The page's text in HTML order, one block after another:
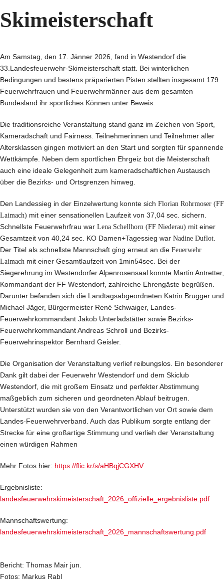
Skimeisterschaft
Am Samstag, den 17. Jänner 2026, fand in Westendorf die
33.Landesfeuerwehr-Skimeisterschaft statt. Bei winterlichen
Bedingungen und bestens präparierten Pisten stellten insgesamt 179
Feuerwehrfrauen und Feuerwehrmänner aus dem gesamten
Bundesland ihr sportliches Können unter Beweis.
Die traditionsreiche Veranstaltung stand ganz im Zeichen von Sport,
Kameradschaft und Fairness. Teilnehmerinnen und Teilnehmer aller
Altersklassen gingen motiviert an den Start und sorgten für spannende
Wettkämpfe. Neben dem sportlichen Ehrgeiz bot die Meisterschaft
auch eine ideale Gelegenheit zum kameradschaftlichen Austausch
über die Bezirks- und Ortsgrenzen hinweg.
Den Landessieg in der Einzelwertung konnte sich Florian Rohrmoser (FF
Laimach) mit einer sensationellen Laufzeit von 37,04 sec. sichern.
Schnellste Feuerwehrfrau war Lena Schellhorn (FF Niederau) mit einer
Gesamtzeit von 40,24 sec. KO Damen+Tagessieg war Nadine Duflot
Der Titel als schnellste Mannschaft ging erneut an die Feuerwehr
Laimach mit einer Gesamtlaufzeit von 1min54sec. Bei der
Siegerehrung im Westendorfer Alpenrosensaal konnte Martin Antretter,
Kommandant der FF Westendorf, zahlreiche Ehrengäste begrüßen.
Darunter befanden sich die Landtagsabgeordneten Katrin Brugger und
Michael Jäger, Bürgermeister René Schwaiger, Landes-
Feuerwehrkommandant Jakob Unterladstätter sowie Bezirks-
Feuerwehrkommandant Andreas Schroll und Bezirks-
Feuerwehrinspektor Bernhard Geisler.
Die Organisation der Veranstaltung verlief reibungslos. Ein besonderer
Dank gilt dabei der Feuerwehr Westendorf und dem Skiclub
Westendorf, die mit großem Einsatz und perfekter Abstimmung
maßgeblich zum sicheren und geordneten Ablauf beitrugen.
Unterstützt wurden sie von den Verantwortlichen vor Ort sowie dem
Landes-Feuerwehrverband. Auch das Publikum sorgte entlang der
Strecke für eine großartige Stimmung und verlieh der Veranstaltung
einen würdigen Rahmen
Mehr Fotos hier: https://flic.kr/s/aHBqjCGXHV
Ergebnisliste:
landesfeuerwehrskimeisterschaft_2026_offizielle_ergebnisliste.pdf
Mannschaftswertung:
landesfeuerwehrskimeisterschaft_2026_mannschaftswertung.pdf
Bericht: Thomas Mair jun.
Fotos: Markus Rabl